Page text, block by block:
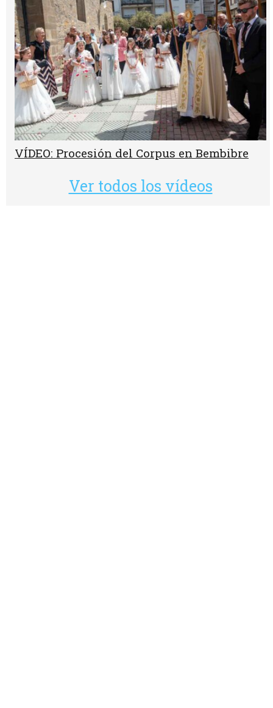
VÍDEO: Procesión del Corpus en Bembibre
Ver todos los vídeos